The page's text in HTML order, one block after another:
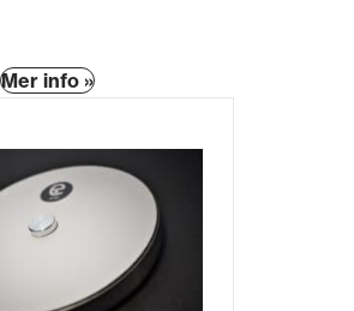
Mer info »Den
har
varianter.
olika
alternativen